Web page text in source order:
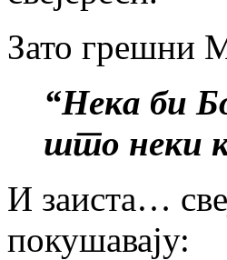
Зато грешни
“Нека би
што неки
И заиста…
покушавају: